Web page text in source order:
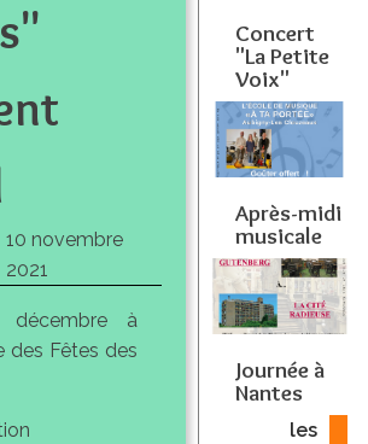
10 novembre
2021
décembre à
des Fêtes des
Concert
"La Petite
Voix"
Après-midi
musicale
Journée à
Nantes
les